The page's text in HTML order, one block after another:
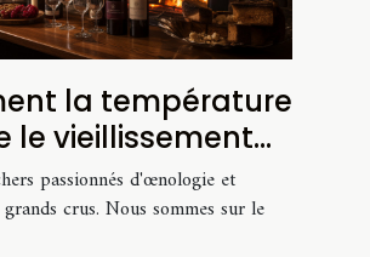
la température
le vieillissement
vin : conseils
cave optimale
passionnés d'œnologie et
crus. Nous sommes sur le